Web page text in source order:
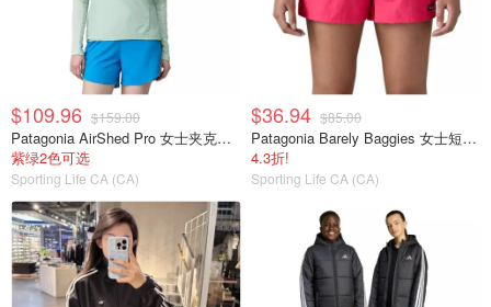
$109.96 $159.00
Patagonia AirShed Pro 女士夹克外套
紫绿2色可选
Sporting Life CA (CA)
$36.94 $85.00
Patagonia Barely Baggies 女士短裤 2.5英寸
4.3折!
Sporting Life CA (CA)